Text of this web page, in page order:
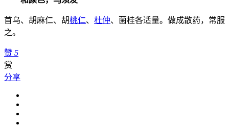
首乌、胡麻仁、胡桃仁、 杜仲、菌桂各适量。做成散药，常服
之。
赞 5
赏
分享